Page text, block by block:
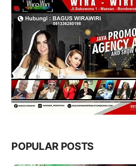
POPULAR POSTS